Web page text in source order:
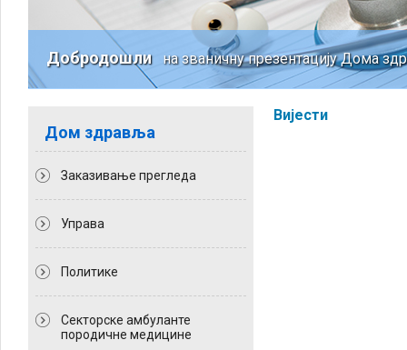
Добродошлина званичну презентацију Дома
Дом здравља
Заказивање прегледа
Управа
Политикe
Секторске амбуланте
породичне медицине
Вијести